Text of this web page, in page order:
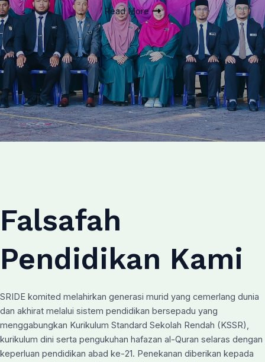
Read More
Falsafah
Pendidikan Kami
SRIDE komited melahirkan generasi murid yang cemerlang dunia
dan akhirat melalui sistem pendidikan bersepadu yang
menggabungkan Kurikulum Standard Sekolah Rendah (KSSR),
kurikulum dini serta pengukuhan hafazan al-Quran selaras dengan
keperluan pendidikan abad ke-21. Penekanan diberikan kepada